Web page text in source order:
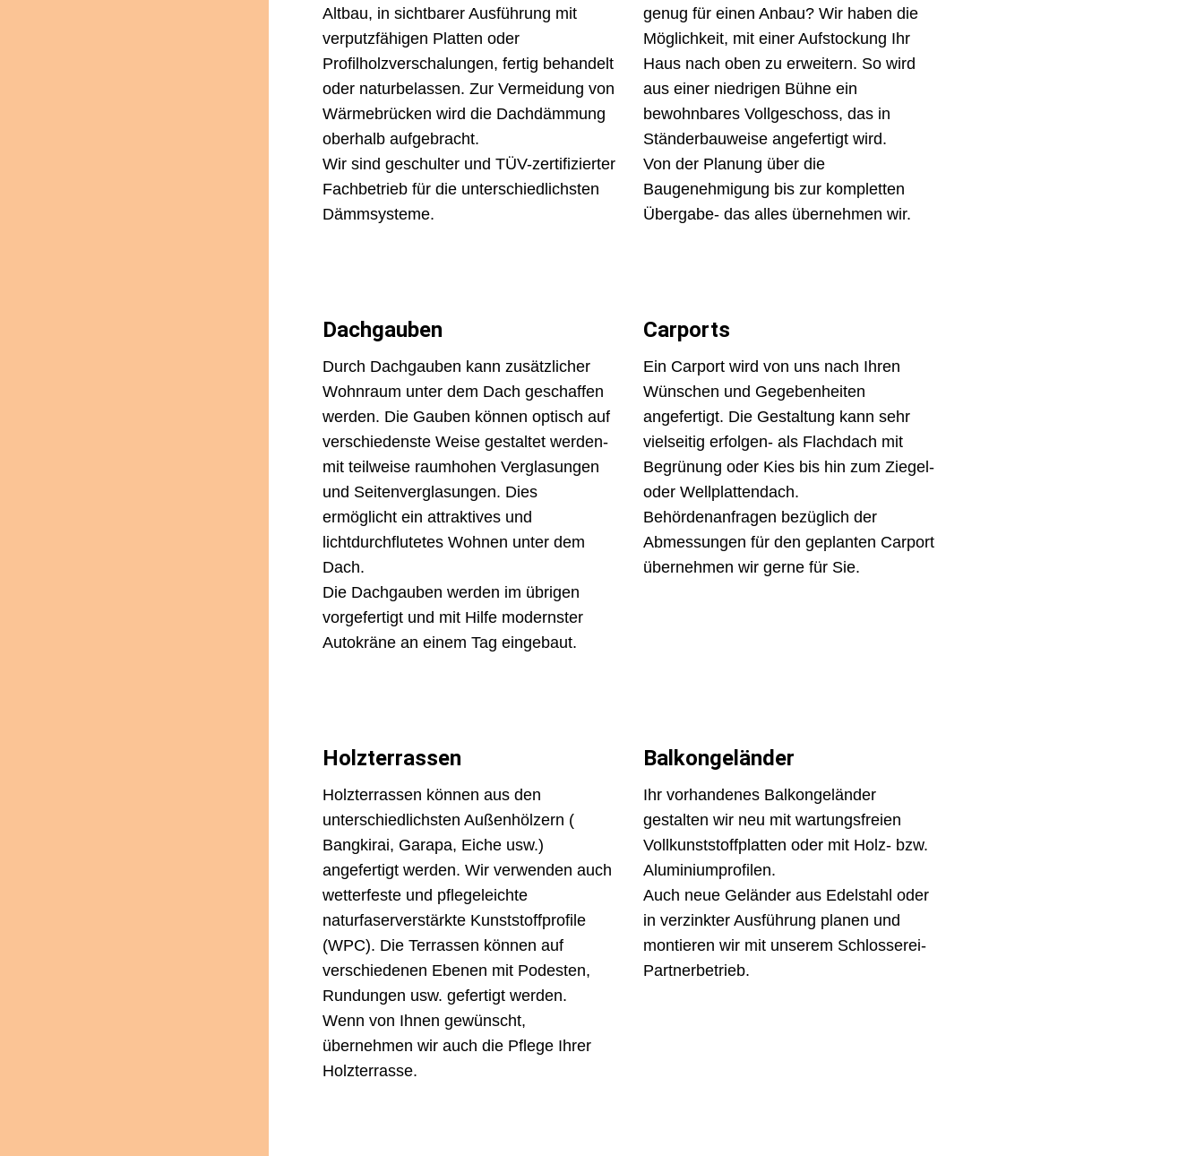
Altbau, in sichtbarer Ausführung mit
verputzfähigen Platten oder
Profilholzverschalungen, fertig behandelt
oder naturbelassen. Zur Vermeidung von
Wärmebrücken wird die Dachdämmung
oberhalb aufgebracht.
Wir sind geschulter und TÜV-zertifizierter
Fachbetrieb für die unterschiedlichsten
Dämmsysteme.
genug für einen Anbau? Wir haben die
Möglichkeit, mit einer Aufstockung Ihr
Haus nach oben zu erweitern. So wird
aus einer niedrigen Bühne ein
bewohnbares Vollgeschoss, das in
Ständerbauweise angefertigt wird.
Von der Planung über die
Baugenehmigung bis zur kompletten
Übergabe- das alles übernehmen wir.
Dachgauben
Durch Dachgauben kann zusätzlicher
Wohnraum unter dem Dach geschaffen
werden. Die Gauben können optisch auf
verschiedenste Weise gestaltet werden-
mit teilweise raumhohen Verglasungen
und Seitenverglasungen. Dies
ermöglicht ein attraktives und
lichtdurchflutetes Wohnen unter dem
Dach.
Die Dachgauben werden im übrigen
vorgefertigt und mit Hilfe modernster
Autokräne an einem Tag eingebaut.
Carports
Ein Carport wird von uns nach Ihren
Wünschen und Gegebenheiten
angefertigt. Die Gestaltung kann sehr
vielseitig erfolgen- als Flachdach mit
Begrünung oder Kies bis hin zum Ziegel-
oder Wellplattendach.
Behördenanfragen bezüglich der
Abmessungen für den geplanten Carport
übernehmen wir gerne für Sie.
Holzterrassen
Holzterrassen können aus den
unterschiedlichsten Außenhölzern (
Bangkirai, Garapa, Eiche usw.)
angefertigt werden. Wir verwenden auch
wetterfeste und pflegeleichte
naturfaserverstärkte Kunststoffprofile
(WPC). Die Terrassen können auf
verschiedenen Ebenen mit Podesten,
Rundungen usw. gefertigt werden.
Wenn von Ihnen gewünscht,
übernehmen wir auch die Pflege Ihrer
Holzterrasse.
Balkongeländer
Ihr vorhandenes Balkongeländer
gestalten wir neu mit wartungsfreien
Vollkunststoffplatten oder mit Holz- bzw.
Aluminiumprofilen.
Auch neue Geländer aus Edelstahl oder
in verzinkter Ausführung planen und
montieren wir mit unserem Schlosserei-
Partnerbetrieb.